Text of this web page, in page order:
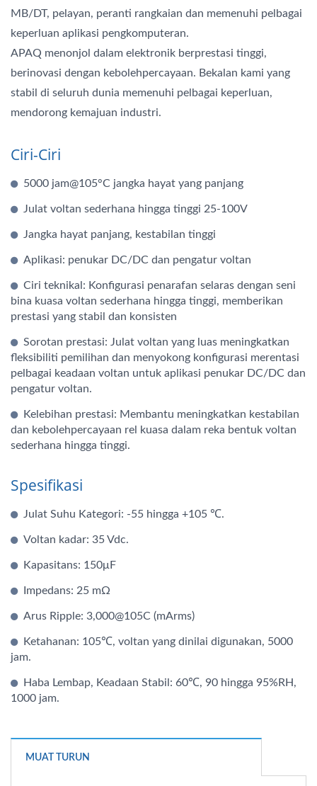
MB/DT, pelayan, peranti rangkaian dan memenuhi pelbagai
keperluan aplikasi pengkomputeran.
APAQ menonjol dalam elektronik berprestasi tinggi,
berinovasi dengan kebolehpercayaan. Bekalan kami yang
stabil di seluruh dunia memenuhi pelbagai keperluan,
mendorong kemajuan industri.
Ciri-Ciri
5000 jam@105°C jangka hayat yang panjang
Julat voltan sederhana hingga tinggi 25-100V
Jangka hayat panjang, kestabilan tinggi
Aplikasi: penukar DC/DC dan pengatur voltan
Ciri teknikal: Konfigurasi penarafan selaras dengan seni
bina kuasa voltan sederhana hingga tinggi, memberikan
prestasi yang stabil dan konsisten
Sorotan prestasi: Julat voltan yang luas meningkatkan
fleksibiliti pemilihan dan menyokong konfigurasi merentasi
pelbagai keadaan voltan untuk aplikasi penukar DC/DC dan
pengatur voltan.
Kelebihan prestasi: Membantu meningkatkan kestabilan
dan kebolehpercayaan rel kuasa dalam reka bentuk voltan
sederhana hingga tinggi.
Spesifikasi
Julat Suhu Kategori: -55 hingga +105 ℃.
Voltan kadar: 35 Vdc.
Kapasitans: 150μF
Impedans: 25 mΩ
Arus Ripple: 3,000@105C (mArms)
Ketahanan: 105℃, voltan yang dinilai digunakan, 5000
jam.
Haba Lembap, Keadaan Stabil: 60℃, 90 hingga 95%RH,
1000 jam.
MUAT TURUN